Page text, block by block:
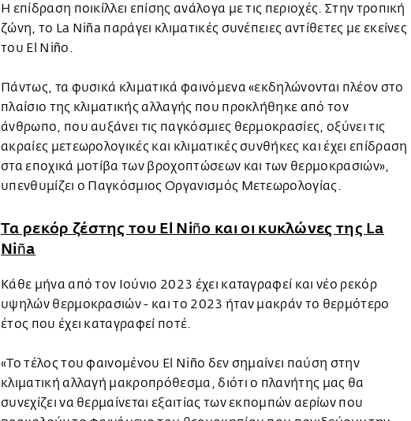
Η επίδραση ποικίλλει επίσης ανάλογα με τις περιοχές. Στην τροπική
ζώνη, το La Niña παράγει κλιματικές συνέπειες αντίθετες με εκείνες
του El Niño.
Πάντως, τα φυσικά κλιματικά φαινόμενα «εκδηλώνονται πλέον στο
πλαίσιο της κλιματικής αλλαγής που προκλήθηκε από τον
άνθρωπο, που αυξάνει τις παγκόσμιες θερμοκρασίες, οξύνει τις
ακραίες μετεωρολογικές και κλιματικές συνθήκες και έχει επίδραση
στα εποχικά μοτίβα των βροχοπτώσεων και των θερμοκρασιών»,
υπενθυμίζει ο Παγκόσμιος Οργανισμός Μετεωρολογίας.
Τα ρεκόρ ζέστης του El Niño και οι κυκλώνες της La
Niña
Κάθε μήνα από τον Ιούνιο 2023 έχει καταγραφεί και νέο ρεκόρ
υψηλών θερμοκρασιών - και το 2023 ήταν μακράν το θερμότερο
έτος που έχει καταγραφεί ποτέ.
«Το τέλος του φαινομένου El Niño δεν σημαίνει παύση στην
κλιματική αλλαγή μακροπρόθεσμα, διότι ο πλανήτης μας θα
συνεχίζει να θερμαίνεται εξαιτίας των εκπομπών αερίων που